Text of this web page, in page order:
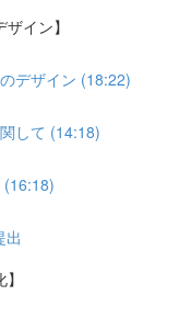
イン】
デザイン (18:22)
して (14:18)
出